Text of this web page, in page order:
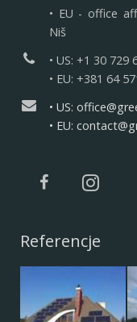
• EU - office
Niš
• US: +1 30 729
• EU: +381 64
• US:
• EU:
Referencje